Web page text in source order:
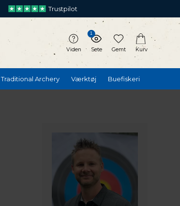
Trustpilot
Viden
1
Sete Gemt Kurv
Traditional Archery Værktøj Buefiskeri